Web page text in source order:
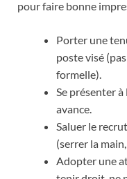
pour faire bonne
Porter une
poste visé
formelle).
Se présenter
avance.
Saluer le
(serrer la
Adopter une